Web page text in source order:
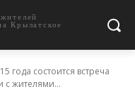
Крылатское
года состоится встреча
с жителями...